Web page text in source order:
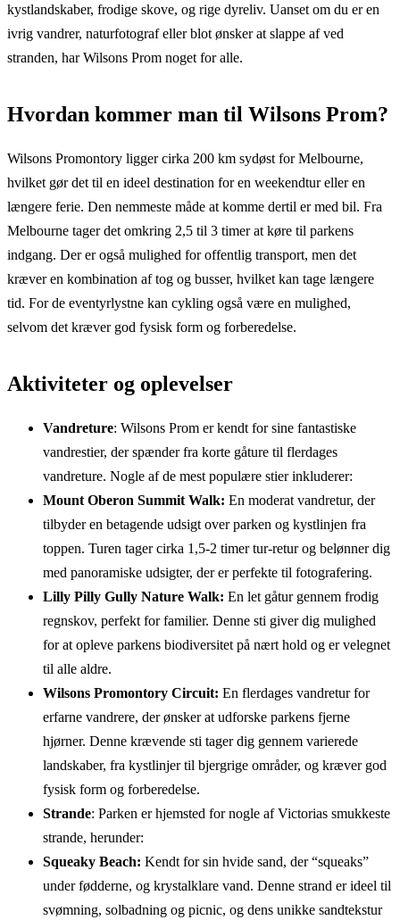
kystlandskaber, frodige skove, og rige dyreliv. Uanset om du er en
ivrig vandrer, naturfotograf eller blot ønsker at slappe af ved
stranden, har Wilsons Prom noget for alle.
Hvordan kommer man til Wilsons Prom?
Wilsons Promontory ligger cirka 200 km sydøst for Melbourne,
hvilket gør det til en ideel destination for en weekendtur eller en
længere ferie. Den nemmeste måde at komme dertil er med bil. Fra
Melbourne tager det omkring 2,5 til 3 timer at køre til parkens
indgang. Der er også mulighed for offentlig transport, men det
kræver en kombination af tog og busser, hvilket kan tage længere
tid. For de eventyrlystne kan cykling også være en mulighed,
selvom det kræver god fysisk form og forberedelse.
Aktiviteter og oplevelser
Vandreture: Wilsons Prom er kendt for sine fantastiske
vandrestier, der spænder fra korte gåture til flerdages
vandreture. Nogle af de mest populære stier inkluderer:
Mount Oberon Summit Walk: En moderat vandretur, der
tilbyder en betagende udsigt over parken og kystlinjen fra
toppen. Turen tager cirka 1,5-2 timer tur-retur og belønner dig
med panoramiske udsigter, der er perfekte til fotografering.
Lilly Pilly Gully Nature Walk: En let gåtur gennem frodig
regnskov, perfekt for familier. Denne sti giver dig mulighed
for at opleve parkens biodiversitet på nært hold og er velegnet
til alle aldre.
Wilsons Promontory Circuit: En flerdages vandretur for
erfarne vandrere, der ønsker at udforske parkens fjerne
hjørner. Denne krævende sti tager dig gennem varierede
landskaber, fra kystlinjer til bjergrige områder, og kræver god
fysisk form og forberedelse.
Strande: Parken er hjemsted for nogle af Victorias smukkeste
strande, herunder:
Squeaky Beach: Kendt for sin hvide sand, der “squeaks”
under fødderne, og krystalklare vand. Denne strand er ideel til
svømning, solbadning og picnic, og dens unikke sandtekstur